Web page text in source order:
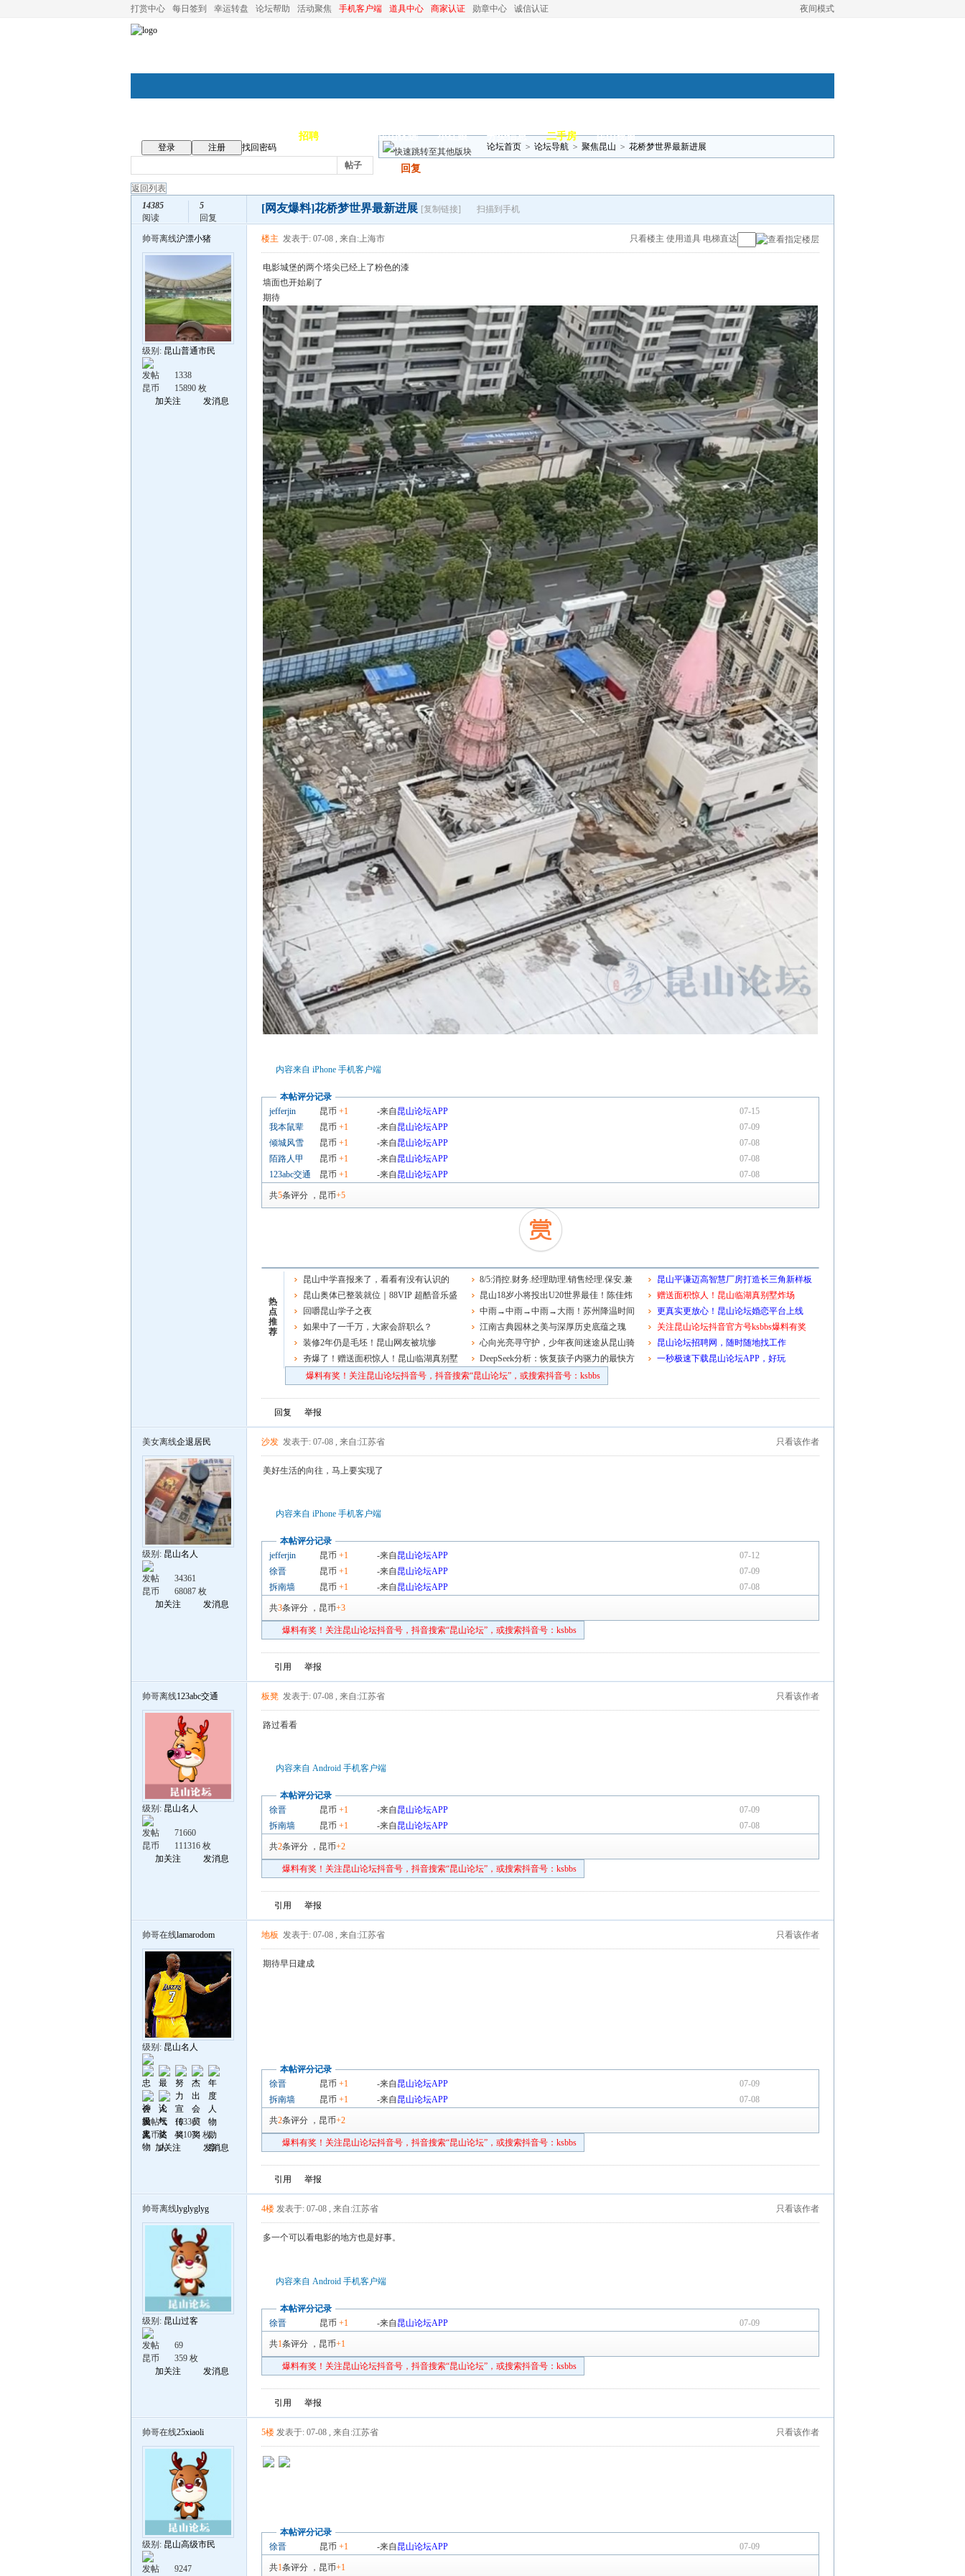
夜间模式
打赏中心 每日签到 幸运转盘 论坛帮助 活动聚焦 手机客户端 道具中心 商家认证 勋章中心 诚信认证
招聘 昆山优选 小红娘 分类信息 二手房 昆山视窗
登录 注册
找回密码
帖子
论坛首页 > 论坛导航 > 聚焦昆山 > 花桥梦世界最新进展
回复
返回列表
14385
阅读
5
回复
[网友爆料]花桥梦世界最新进展 [复制链接] 扫描到手机
帅哥离线沪漂小猪
级别: 昆山普通市民
发帖
1338
昆币
15890 枚
加关注
发消息
只看楼主 使用道具 电梯直达
楼主 发表于: 07-08 , 来自:上海市
电影城堡的两个塔尖已经上了粉色的漆
墙面也开始刷了
期待
内容来自 iPhone 手机客户端
本帖评分记录
jefferjin
昆币 +1 -来自 昆山论坛APP
07-15
我本鼠辈
昆币 +1 -来自 昆山论坛APP
07-09
倾城风雪
昆币 +1 -来自 昆山论坛APP
07-08
陌路人甲
昆币 +1 -来自 昆山论坛APP
07-08
123abc交通
昆币 +1 -来自 昆山论坛APP 07-08
共5条评分 ， 昆币+5
热
点
推
荐
昆山中学喜报来了，看看有没有认识的
昆山奥体已整装就位｜88VIP 超酷音乐盛
典即将开唱
回嚼昆山学子之夜
如果中了一千万，大家会辞职么？
装修2年仍是毛坯！昆山网友被坑惨
夯爆了！赠送面积惊人！昆山临湖真别墅
炸场
8/5:消控.财务.经理助理.销售经理.保安.兼
职.物业维修.保洁.护理员.装卸.实验员~
昆山18岁小将投出U20世界最佳！陈佳炜
投出80米39破全国纪录
中雨→中雨→中雨→大雨！苏州降温时间
定了江南古典园林之美与深厚历史底蕴之瑰
宝！昆山拱辰门、遂园
心向光亮寻守护，少年夜间迷途从昆山骑
往太仓
DeepSeek分析：恢复孩子内驱力的最快方
式：让他吃高级的苦
昆山平谦迈高智慧厂房打造长三角新样板
赠送面积惊人！昆山临湖真别墅炸场
更真实更放心！昆山论坛婚恋平台上线
关注昆山论坛抖音官方号ksbbs爆料有奖
昆山论坛招聘网，随时随地找工作
一秒极速下载昆山论坛APP，好玩
爆料有奖！关注昆山论坛抖音号，抖音搜索“昆山论坛”，或搜索抖音号：ksbbs
回复 举报
美女离线企退居民
级别: 昆山名人
发帖
34361
昆币
68087 枚
加关注
发消息
只看该作者
沙发 发表于: 07-08 , 来自:江苏省
美好生活的向往，马上要实现了
内容来自 iPhone 手机客户端
本帖评分记录
jefferjin
昆币 +1 -来自 昆山论坛APP
07-12
徐晋
昆币 +1 -来自 昆山论坛APP
07-09
拆南墙
昆币 +1 -来自 昆山论坛APP 07-08
共3条评分 ， 昆币+3
爆料有奖！关注昆山论坛抖音号，抖音搜索“昆山论坛”，或搜索抖音号：ksbbs
引用 举报
帅哥离线123abc交通
级别: 昆山名人
发帖
71660
昆币
111316 枚
加关注
发消息
只看该作者
板凳 发表于: 07-08 , 来自:江苏省
路过看看
内容来自 Android 手机客户端
本帖评分记录
徐晋
昆币 +1 -来自 昆山论坛APP
07-09
拆南墙
昆币 +1 -来自 昆山论坛APP 07-08
共2条评分 ， 昆币+2
爆料有奖！关注昆山论坛抖音号，抖音搜索“昆山论坛”，或搜索抖音号：ksbbs
引用 举报
帅哥在线lamarodom
级别: 昆山名人
发帖
183367
昆币
441074 枚
加关注
发消息
只看该作者
地板 发表于: 07-08 , 来自:江苏省
期待早日建成
本帖评分记录
徐晋
昆币 +1 -来自 昆山论坛APP
07-09
拆南墙
昆币 +1 -来自 昆山论坛APP 07-08
共2条评分 ， 昆币+2
爆料有奖！关注昆山论坛抖音号，抖音搜索“昆山论坛”，或搜索抖音号：ksbbs
引用 举报
帅哥离线lyglyglyg
级别: 昆山过客
发帖
69
昆币
359 枚
加关注
发消息
只看该作者
4楼 发表于: 07-08 , 来自:江苏省
多一个可以看电影的地方也是好事。
内容来自 Android 手机客户端
本帖评分记录
徐晋
昆币 +1 -来自 昆山论坛APP 07-09
共1条评分 ， 昆币+1
爆料有奖！关注昆山论坛抖音号，抖音搜索“昆山论坛”，或搜索抖音号：ksbbs
引用 举报
帅哥在线25xiaoli
级别: 昆山高级市民
发帖 9247
只看该作者
5楼 发表于: 07-08 , 来自:江苏省
本帖评分记录
徐晋
昆币 +1 -来自 昆山论坛APP 07-09
共1条评分 ， 昆币+1